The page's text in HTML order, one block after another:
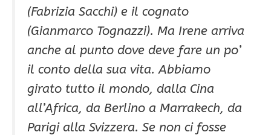
(Fabrizia Sacchi) e il cognato
(Gianmarco Tognazzi). Ma Irene arriva
anche al punto dove deve fare un po’
il conto della sua vita. Abbiamo
girato tutto il mondo, dalla Cina
all’Africa, da Berlino a Marrakech, da
Parigi alla Svizzera. Se non ci fosse